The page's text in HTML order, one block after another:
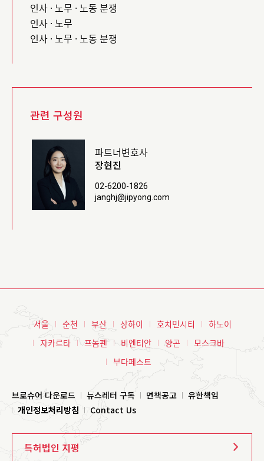
인사 · 노무 · 노동 분쟁
인사 · 노무
인사 · 노무 · 노동 분쟁
관련 구성원
파트너변호사
장현진
02-6200-1826
janghj@jipyong.com
서울 순천 부산 상하이 호치민시티
하노이
자카르타
프놈펜 비엔티안 양곤
모스크바
부다페스트
브로슈어 다운로드 뉴스레터 구독 면책공고
유한책임
개인정보처리방침
Contact Us
특허법인 지평